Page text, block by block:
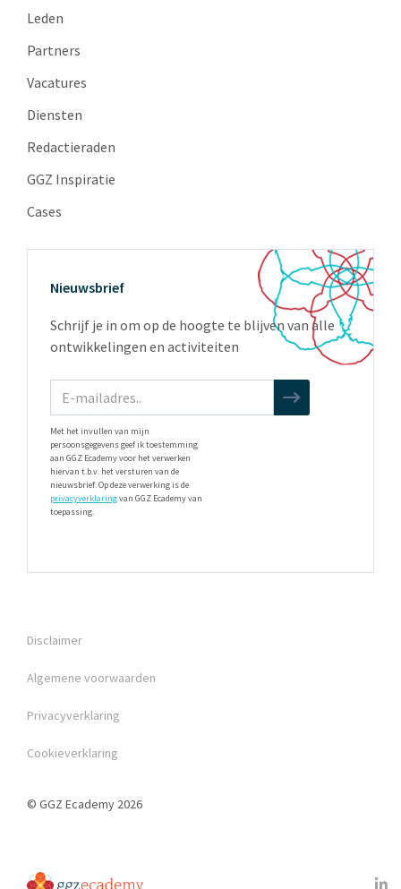
Leden
Partners
Vacatures
Diensten
Redactieraden
GGZ Inspiratie
Cases
Nieuwsbrief
Schrijf je in om op de hoogte te blijven van alle
ontwikkelingen en activiteiten
Met het invullen van mijn
persoonsgegevens geef ik toestemming
aan GGZ Ecademy voor het verwerken
hiervan t.b.v. het versturen van de
nieuwsbrief. Op deze verwerking is de
privacyverklaringvan GGZ Ecademy van
toepassing.
Disclaimer
Algemene voorwaarden
Privacyverklaring
Cookieverklaring
© GGZ Ecademy 2026